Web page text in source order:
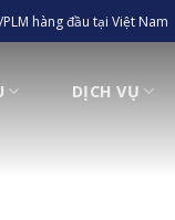
hàng đầu tại Việt Nam
DỊCH VỤ